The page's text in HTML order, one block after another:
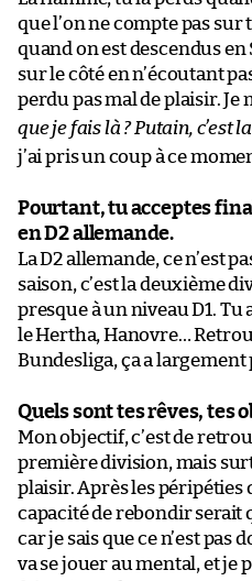
que l’on ne compte pas sur
quand on est descendus en
sur le côté en n’écoutant
perdu pas mal de plaisir. Je
que je fais là ? Putain, c’est
j’ai pris un coup à ce
Pourtant, tu acceptes
en D2 allemande.
La D2 allemande, ce n’est
saison, c’est la deuxième
presque à un niveau D1. Tu
le Hertha, Hanovre…
Bundesliga, ça a largement
Quels sont tes rêves, tes
Mon objectif, c’est de
première division, mais
plaisir. Après les péripéties
capacité de rebondir serait
car je sais que ce n’est pas
va se jouer au mental, et je